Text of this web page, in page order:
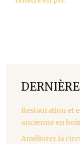
Restauration et
ancienne en bois
Améliorer la